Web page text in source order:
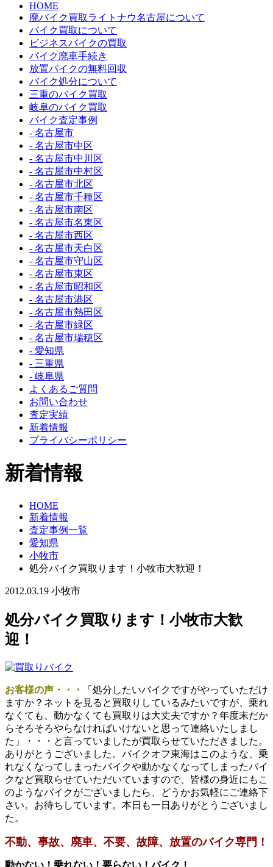
HOME
廃バイク買取ライトナウ名古屋について
バイク買取について
ビジネスバイクの買取
バイク廃車手続き
放置バイクの無料回収
バイク処分について
三重のバイク買取
岐阜のバイク買取
バイク査定事例
- 名古屋市
- 名古屋市中区
- 名古屋市中川区
- 名古屋市中村区
- 名古屋市北区
- 名古屋市千種区
- 名古屋市南区
- 名古屋市名東区
- 名古屋市西区
- 名古屋市天白区
- 名古屋市守山区
- 名古屋市東区
- 名古屋市昭和区
- 名古屋市港区
- 名古屋市熱田区
- 名古屋市緑区
- 名古屋市瑞穂区
- 愛知県
- 三重県
- 岐阜県
よくあるご質問
お問い合わせ
査定実績
新着情報
プライバシーポリシー
新着情報
HOME
新着情報
査定事例一覧
愛知県
小牧市
処分バイク買取ります！小牧市大歓迎！
2012.03.19 小牧市
処分バイク買取ります！小牧市大歓
迎！
お客様の声・・・
「処分したいバイクですがやっていただけ
ますか？ネットを見ると買取りしているみたいですが、乗れ
なくても、動かなくても買取りは大丈夫ですか？年度末だか
らそろそろやらなければいけないと思って連絡いたしまし
た」・・・と言っていましたが買取らせていただきました。
ありがとうございました。バイクオフ東海はこのような、乗
れなくなってしまったバイクや動かなくなってしまったバイ
クなど買取らせていただいていますので、皆様の身近にもこ
のようなバイクがございましたら、どうかお気軽にご連絡下
さい。お待ちしています。本日も一日ありがとうございまし
た。
不動、事故、廃車、不要、故障、放置のバイク専門！
動かない！乗れない！要らない！バイク！